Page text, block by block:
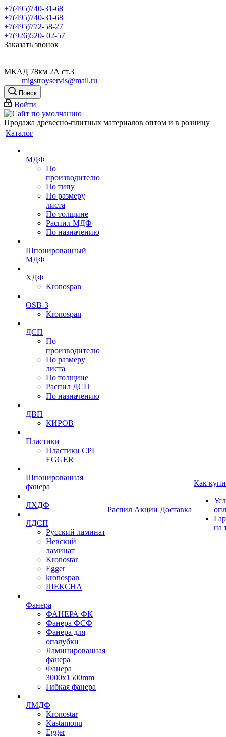
+7(495)740-31-68
+7(495)740-31-68
+7(495)772-58-27
+7(926)520- 02-57
Заказать звонок
МКАД 78км 2А ст.3
migstroyservis@mail.ru
Поиск
Войти
Продажа древесно-плитных материалов оптом и в розницу
Каталог
МДФ
По
производителю
По типу
По размеру
листа
По толщине
Распил МДФ
По назначению
Шпонированный
МДФ
ХДФ
Kronospan
OSB-3
Kronospan
ДСП
По
производителю
По размеру
листа
По толщине
Распил ДСП
По назначению
ДВП
КИРОВ
Пластики
Пластики CPL
EGGER
Шпонированная
фанера
ЛХДФ
ЛДСП
Русский ламинат
Невский
ламинат
Kronostar
Egger
kronospan
ШЕКСНА
Фанера
ФАНЕРА ФК
Фанера ФСФ
Фанера для
опалубки
Ламинированная
фанера
Фанера
3000х1500mm
Гибкая фанера
ЛМДФ
Kronostar
Kastamonu
Egger
Распил Акции Доставка
Как
на